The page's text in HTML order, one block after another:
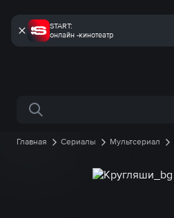
START:
онлайн -кинотеатр
Поиск по сайту
Главная Сериалы Мультсериал